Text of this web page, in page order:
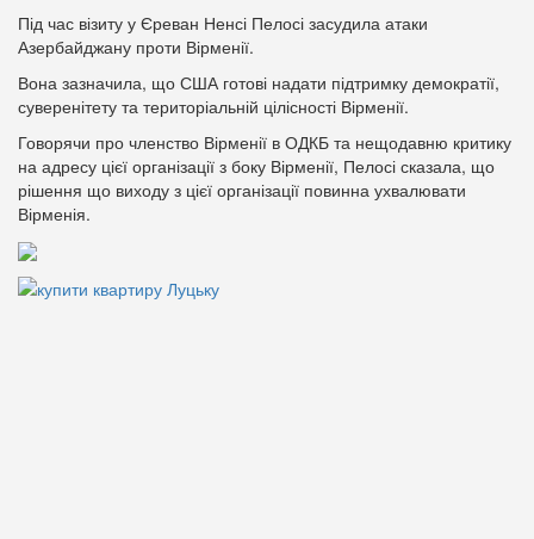
Під час візиту у Єреван Ненсі Пелосі засудила атаки
Азербайджану проти Вірменії.
Вона зазначила, що США готові надати підтримку демократії,
суверенітету та територіальній цілісності Вірменії.
Говорячи про членство Вірменії в ОДКБ та нещодавню критику
на адресу цієї організації з боку Вірменії, Пелосі сказала, що
рішення що виходу з цієї організації повинна ухвалювати
Вірменія.